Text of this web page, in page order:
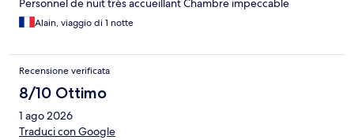
Personnel de nuit très accueillant Chambre impeccable
Alain, viaggio di 1 notte
Recensione verificata
8/10 Ottimo
1 ago 2026
Traduci con Google